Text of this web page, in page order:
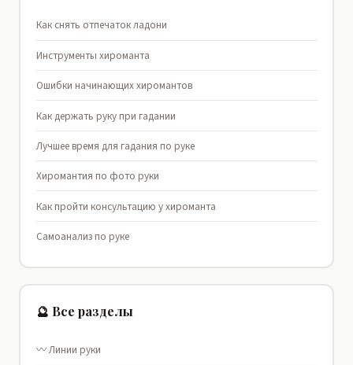
Как снять отпечаток ладони
Инструменты хироманта
Ошибки начинающих хиромантов
Как держать руку при гадании
Лучшее время для гадания по руке
Хиромантия по фото руки
Как пройти консультацию у хироманта
Самоанализ по руке
🔮 Все разделы
〰️ Линии руки